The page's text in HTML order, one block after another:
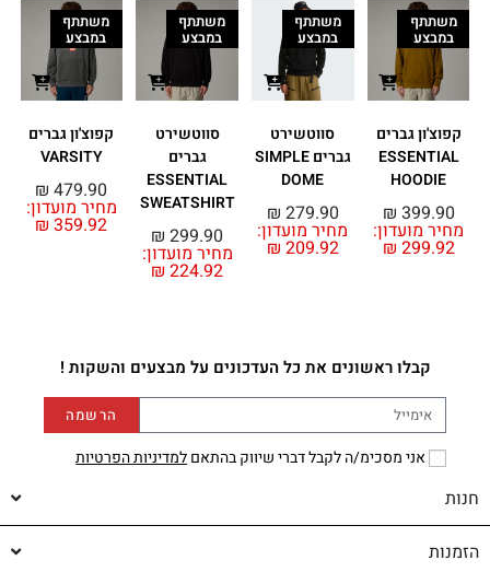
משתתף
במבצע
קפוצ'ון גברים
ESSENTIAL
HOODIE
מחיר מועדון:
₪ 299.92
₪ 399.90
משתתף
במבצע
סווטשירט
גברים SIMPLE
DOME
מחיר מועדון:
₪ 209.92
₪ 279.90
משתתף
במבצע
סווטשירט
גברים
ESSENTIAL
SWEATSHIRT
מחיר מועדון:
₪ 224.92
₪ 299.90
משתתף
במבצע
קפוצ'ון גברים
VARSITY
מחיר מועדון:
₪ 359.92
₪ 479.90
קבלו ראשונים את כל העדכונים על מבצעים והשקות !
אני מסכימ/ה לקבל דברי שיווק בהתאםלמדיניות הפרטיות
הרשמה
חנות
הזמנות